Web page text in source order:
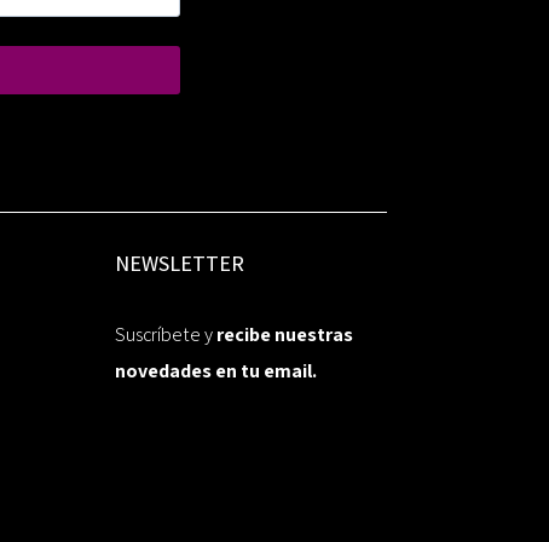
NEWSLETTER
Suscríbete yrecibe nuestras
novedades en tu email.